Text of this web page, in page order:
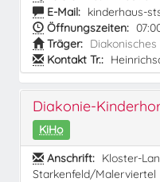
E-Mail: kinderhaus-
Öffnungszeiten:
Träger:
Kontakt Tr.:
Diakonie-
KiHo
Anschrift: Kloster-
Starkenfeld/Malerviertel